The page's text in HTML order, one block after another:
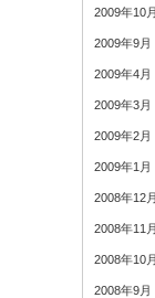
2009年10月
2009年9月
2009年4月
2009年3月
2009年2月
2009年1月
2008年12月
2008年11月
2008年10月
2008年9月